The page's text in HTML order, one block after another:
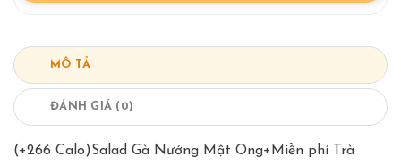
MÔ TẢ
ĐÁNH GIÁ (0)
(+266 Calo)Salad Gà Nướng Mật Ong+Miễn phí Trà